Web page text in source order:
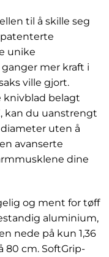
til å skille seg
unike
mer kraft i
ville gjort.
knivblad belagt
kan du uanstrengt
uten å
avanserte
dine
og ment for tøff
aluminium,
nede på kun 1,36
80 cm. SoftGrip-